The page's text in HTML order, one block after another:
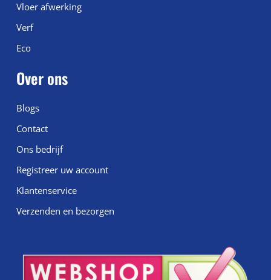
Vloer afwerking
Verf
Eco
Over ons
Blogs
Contact
Ons bedrijf
Registreer uw account
Klantenservice
Verzenden en bezorgen